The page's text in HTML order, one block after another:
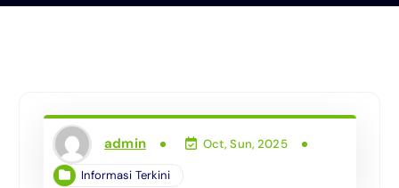
admin Oct, Sun, 2025
Informasi Terkini